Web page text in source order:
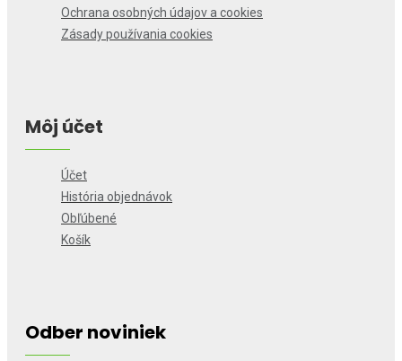
Ochrana osobných údajov a cookies
Zásady používania cookies
Môj účet
Účet
História objednávok
Obľúbené
Košík
Odber noviniek